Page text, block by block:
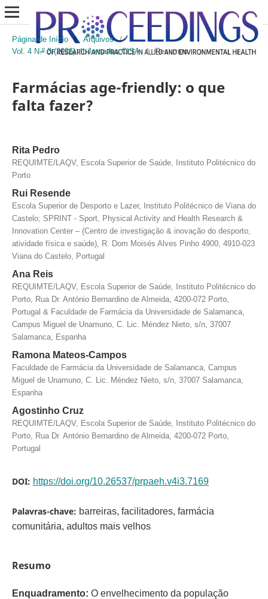
Página de Início / Arquivos
/
Vol. 4 N.º 3 (2026): II Jornadas CISA
/ Resumos
Farmácias age-friendly: o que
falta fazer?
Rita Pedro
REQUIMTE/LAQV, Escola Superior de Saúde, Instituto Politécnico do
Porto
Rui Resende
Escola Superior de Desporto e Lazer, Instituto Politécnico de Viana do
Castelo; SPRINT - Sport, Physical Activity and Health Research &
Innovation Center – (Centro de investigação & inovação do desporto,
atividade física e saúde), R. Dom Moisés Alves Pinho 4900, 4910-023
Viana do Castelo, Portugal
Ana Reis
REQUIMTE/LAQV, Escola Superior de Saúde, Instituto Politécnico do
Porto, Rua Dr. António Bernardino de Almeida, 4200-072 Porto,
Portugal & Faculdade de Farmácia da Universidade de Salamanca,
Campus Miguel de Unamuno, C. Lic. Méndez Nieto, s/n, 37007
Salamanca, Espanha
Ramona Mateos-Campos
Faculdade de Farmácia da Universidade de Salamanca, Campus
Miguel de Unamuno, C. Lic. Méndez Nieto, s/n, 37007 Salamanca,
Espanha
Agostinho Cruz
REQUIMTE/LAQV, Escola Superior de Saúde, Instituto Politécnico do
Porto, Rua Dr. António Bernardino de Almeida, 4200-072 Porto,
Portugal
DOI: https://doi.org/10.26537/prpaeh.v4i3.7169
Palavras-chave: barreiras, facilitadores, farmácia
comunitária, adultos mais velhos
Resumo
Enquadramento: O envelhecimento da população